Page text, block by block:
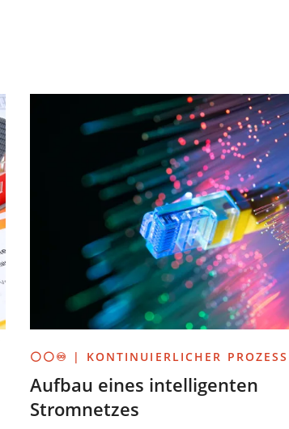
⚪⚪♾️ | KONTINUIERLICHER
Aufbau eines intelligenten
Stromnetzes